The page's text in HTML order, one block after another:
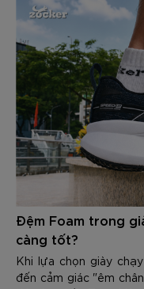
Đệm Foam trong
càng tốt?
Khi lựa chọn giày
đến cảm giác "êm